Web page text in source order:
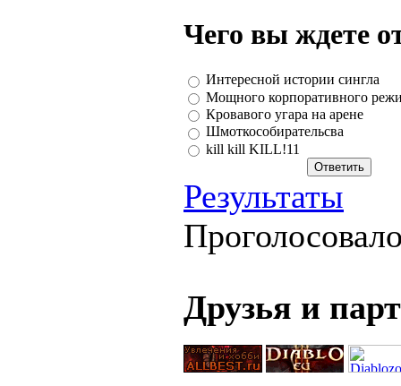
Чего вы ждете
Интересной истории сингла
Мощного корпоративного
Кровавого угара на арене
Шмоткособирательсва
kill kill KILL!11
Результаты
Друзья и